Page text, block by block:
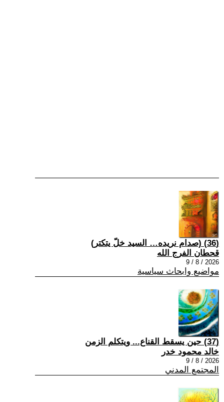
(36) (صدام نريده… السيد خلّ يتكتر)
قحطان الفرج الله
2026 / 8 / 9
مواضيع وابحاث سياسية
(37) حين يسقط القناع... ويتكلم الزمن
خالد محمود خدر
2026 / 8 / 9
المجتمع المدني